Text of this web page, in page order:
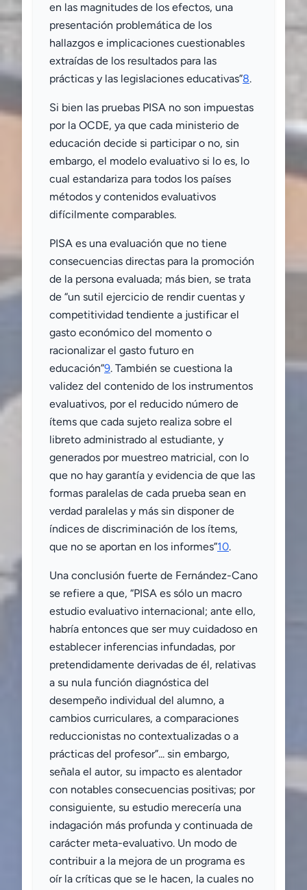
en las magnitudes de los efectos, una
presentación problemática de los
hallazgos e implicaciones cuestionables
extraídas de los resultados para las
prácticas y las legislaciones educativas”8.
Si bien las pruebas PISA no son impuestas
por la OCDE, ya que cada ministerio de
educación decide si participar o no, sin
embargo, el modelo evaluativo si lo es, lo
cual estandariza para todos los países
métodos y contenidos evaluativos
difícilmente comparables.
PISA es una evaluación que no tiene
consecuencias directas para la promoción
de la persona evaluada; más bien, se trata
de “un sutil ejercicio de rendir cuentas y
competitividad tendiente a justificar el
gasto económico del momento o
racionalizar el gasto futuro en
educación”9. También se cuestiona la
validez del contenido de los instrumentos
evaluativos, por el reducido número de
ítems que cada sujeto realiza sobre el
libreto administrado al estudiante, y
generados por muestreo matricial, con lo
que no hay garantía y evidencia de que las
formas paralelas de cada prueba sean en
verdad paralelas y más sin disponer de
índices de discriminación de los ítems,
que no se aportan en los informes”10.
Una conclusión fuerte de Fernández-Cano
se refiere a que, “PISA es sólo un macro
estudio evaluativo internacional; ante ello,
habría entonces que ser muy cuidadoso en
establecer inferencias infundadas, por
pretendidamente derivadas de él, relativas
a su nula función diagnóstica del
desempeño individual del alumno, a
cambios curriculares, a comparaciones
reduccionistas no contextualizadas o a
prácticas del profesor”... sin embargo,
señala el autor, su impacto es alentador
con notables consecuencias positivas; por
consiguiente, su estudio merecería una
indagación más profunda y continuada de
carácter meta-evaluativo. Un modo de
contribuir a la mejora de un programa es
oír la críticas que se le hacen, la cuales no